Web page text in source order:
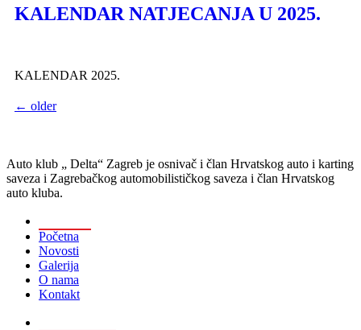
KALENDAR NATJECANJA U 2025.
KALENDAR 2025.
← older
Auto klub „ Delta“ Zagreb je osnivač i član Hrvatskog auto i karting
saveza i Zagrebačkog automobilističkog saveza i član Hrvatskog
auto kluba.
Početna
Novosti
Galerija
O nama
Kontakt